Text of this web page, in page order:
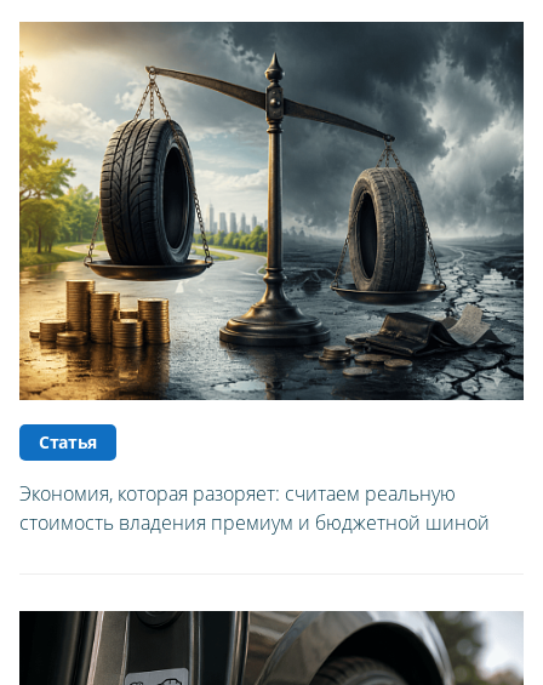
ЛЕТНИЕ
ВСЕСЕЗОННЫЕ
ДЛЯ ГРУЗОВЫХ АВТО
ДЛЯ СПЕЦТЕХНИКИ
ЛИТЫЕ
ШТАМПОВАНЫЕ
ДЛЯ ГРУЗОВЫХ АВТО
ДЛЯ ГРУЗОВЫХ АВТО
ДЛЯ ЛЕГКОВЫХ АВТО
ДИСКИ
АККУМУЛЯТОРЫ
Статья
Экономия, которая разоряет: считаем реальную
стоимость владения премиум и бюджетной шиной